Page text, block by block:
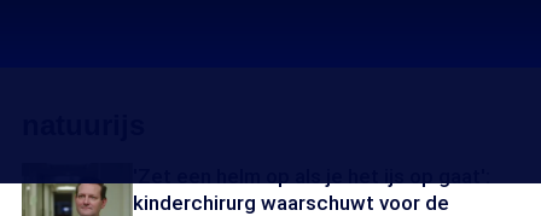
kinderchirurg waarschuwt voor de